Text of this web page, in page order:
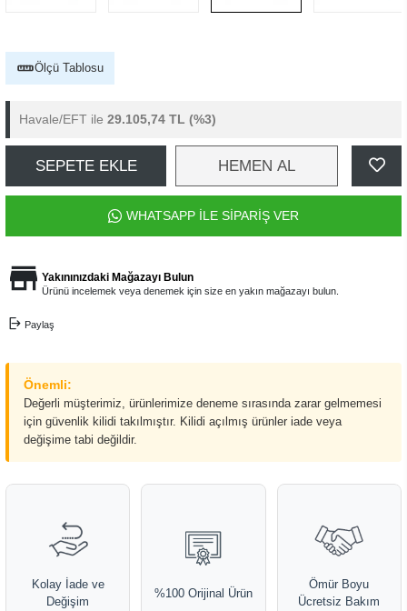
Ölçü Tablosu
Havale/EFT ile 29.105,74 TL (%3)
SEPETE EKLE HEMEN AL
WHATSAPP İLE SİPARİŞ VER
Yakınınızdaki Mağazayı Bulun
Ürünü incelemek veya denemek için size en yakın mağazayı bulun.
Paylaş
Önemli:
Değerli müşterimiz, ürünlerimize deneme sırasında zarar gelmemesi
için güvenlik kilidi takılmıştır. Kilidi açılmış ürünler iade veya
değişime tabi değildir.
Kolay İade ve
Değişim
%100 Orijinal Ürün
Ömür Boyu
Ücretsiz Bakım